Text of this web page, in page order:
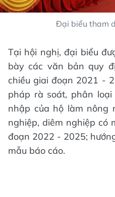
Đại biểu tham
Tại hội nghị, đại biểu
bày các văn bản quy
chiều giai đoạn 2021 -
pháp rà soát, phân
nhập của hộ làm nông
nghiệp, diêm nghiệp có
đoạn 2022 - 2025;
mẫu báo cáo.